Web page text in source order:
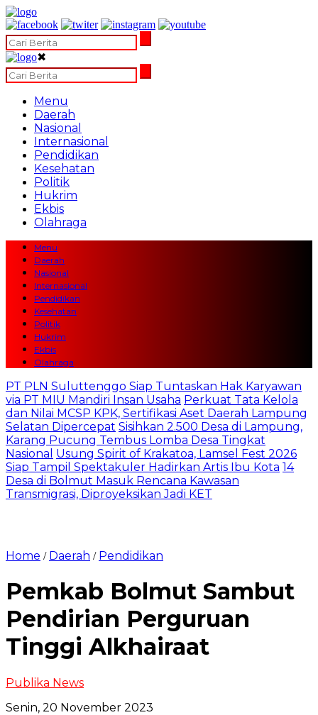
✖
Menu
Daerah
Nasional
Internasional
Pendidikan
Kesehatan
Politik
Hukrim
Ekbis
Olahraga
Menu
Daerah
Nasional
Internasional
Pendidikan
Kesehatan
Politik
Hukrim
Ekbis
Olahraga
PT PLN Suluttenggo Siap Tuntaskan Hak Karyawan
via PT MIU Mandiri Insan Usaha Perkuat Tata Kelola
dan Nilai MCSP KPK, Sertifikasi Aset Daerah Lampung
Selatan Dipercepat Sisihkan 2.500 Desa di Lampung,
Karang Pucung Tembus Lomba Desa Tingkat
Nasional Usung Spirit of Krakatoa, Lamsel Fest 2026
Siap Tampil Spektakuler Hadirkan Artis Ibu Kota 14
Desa di Bolmut Masuk Rencana Kawasan
Transmigrasi, Diproyeksikan Jadi KET
Home / Daerah / Pendidikan
Pemkab Bolmut Sambut
Pendirian Perguruan
Tinggi Alkhairaat
Publika News
Senin, 20 November 2023